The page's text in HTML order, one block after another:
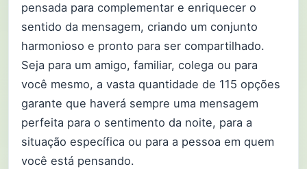
pensada para complementar e enriquecer o
sentido da mensagem, criando um conjunto
harmonioso e pronto para ser compartilhado.
Seja para um amigo, familiar, colega ou para
você mesmo, a vasta quantidade de 115 opções
garante que haverá sempre uma mensagem
perfeita para o sentimento da noite, para a
situação específica ou para a pessoa em quem
você está pensando.